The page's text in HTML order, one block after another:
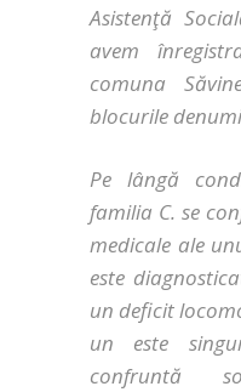
Asistenţă
avem
comuna
blocurile
Pe lângă
familia C. se
medicale ale
este
un deficit
un este
confruntă